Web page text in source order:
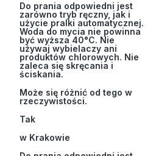
Do prania odpowiedni jest
zarówno tryb ręczny, jak i
użycie pralki automatycznej.
Woda do mycia nie powinna
być wyższa 40°C. Nie
używaj wybielaczy ani
produktów chlorowych. Nie
zaleca się skręcania i
ściskania.
Może się różnić od tego w
rzeczywistości.
Tak
w Krakowie